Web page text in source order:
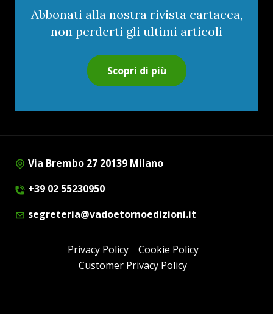
Abbonati alla nostra rivista cartacea,
non perderti gli ultimi articoli
Scopri di più
Via Brembo 27 20139 Milano
+39 02 55230950
segreteria@vadoetornoedizioni.it
Privacy Policy
Cookie Policy
Customer Privacy Policy